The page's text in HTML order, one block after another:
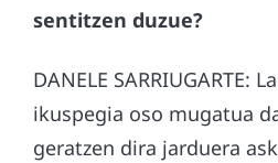
sentitzen duzue?
DANELE SARRIUGARTE:
ikuspegia oso mugatua
geratzen dira jarduera